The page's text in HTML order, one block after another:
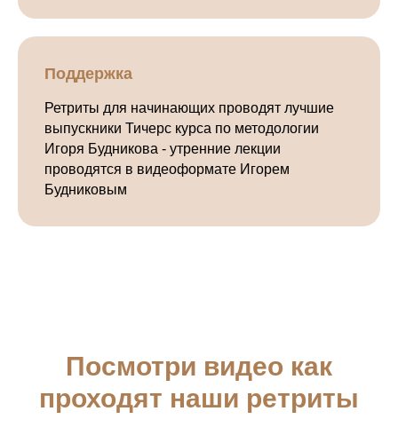
Поддержка
Ретриты для начинающих проводят лучшие
выпускники Тичерс курса по методологии
Игоря Будникова - утренние лекции
проводятся в видеоформате Игорем
Будниковым
Посмотри видео как
проходят наши ретриты